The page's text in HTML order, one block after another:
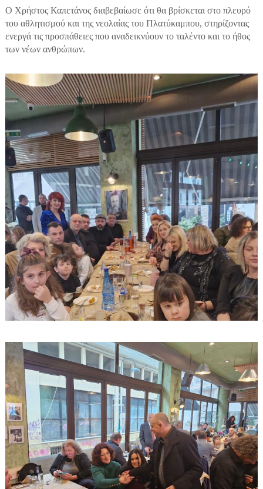
Ο Χρήστος Καπετάνος διαβεβαίωσε ότι θα βρίσκεται στο πλευρό
του αθλητισμού και της νεολαίας του Πλατύκαμπου, στηρίζοντας
ενεργά τις προσπάθειες που αναδεικνύουν το ταλέντο και το ήθος
των νέων ανθρώπων.